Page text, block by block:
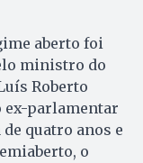
aberto foi
ministro do
Roberto
ex-parlamentar
quatro anos e
o